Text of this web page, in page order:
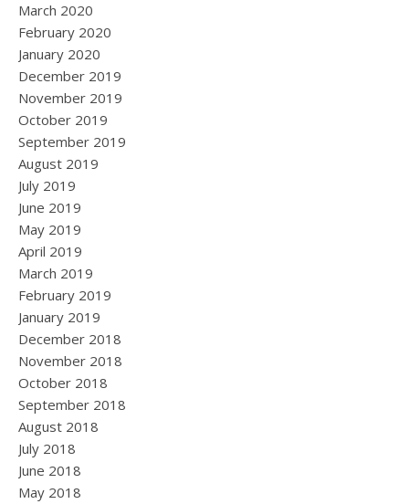
March 2020
February 2020
January 2020
December 2019
November 2019
October 2019
September 2019
August 2019
July 2019
June 2019
May 2019
April 2019
March 2019
February 2019
January 2019
December 2018
November 2018
October 2018
September 2018
August 2018
July 2018
June 2018
May 2018